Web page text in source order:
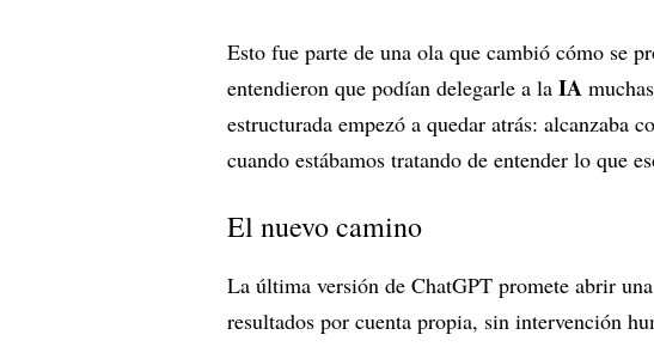
Esto fue parte de una ola que cambió cómo se
entendieron que podían delegarle a la IA
estructurada empezó a quedar atrás: alcanzaba
cuando estábamos tratando de entender lo que
El nuevo camino
La última versión de ChatGPT promete abrir
resultados por cuenta propia, sin intervención